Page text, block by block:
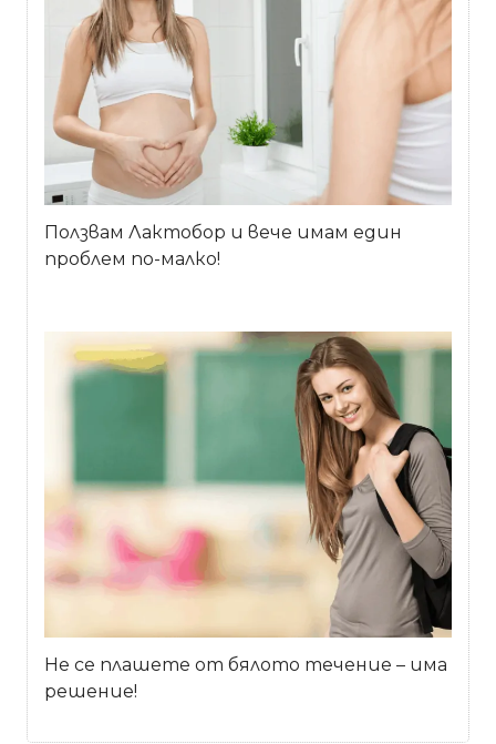
Ползвам Лактобор и вече имам един
проблем по-малко!
Не се плашете от бялото течение – има
решение!